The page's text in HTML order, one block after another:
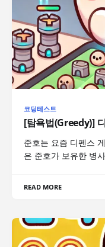
코딩테스트
[탐욕법(Greedy)]
준호는 요즘 디펜스
은 준호가 보유한 병사
READ MORE